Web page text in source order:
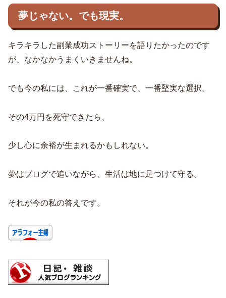
夢じゃない。でも現実。
キラキラした副業成功ストーリーを語りたかったのです
が、なかなかうまくいきませんね。
でも今の私には、これが一番確実で、一番堅実な選択。
その4万円を死守できたら、
少し心に余裕が生まれるかもしれない。
夢はブログで追いながら、生活は地に足つけて守る。
それが今の私の答えです。